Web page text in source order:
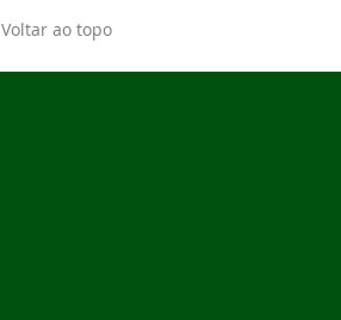
Voltar ao topo